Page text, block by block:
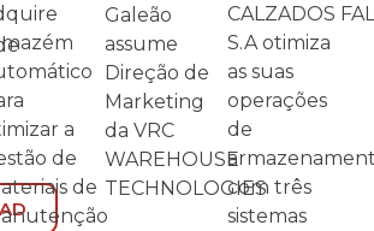
a
de
de
Galeão
assume
Direção de
Marketing
da VRC
WAREHOUSE
TECHNOLOGIES
CALZADOS FAL
S.A otimiza
as suas
operações
de
com três
sistemas